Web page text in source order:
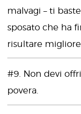
malvagi – ti
sposato che ha
risultare
#9. Non devi
povera.